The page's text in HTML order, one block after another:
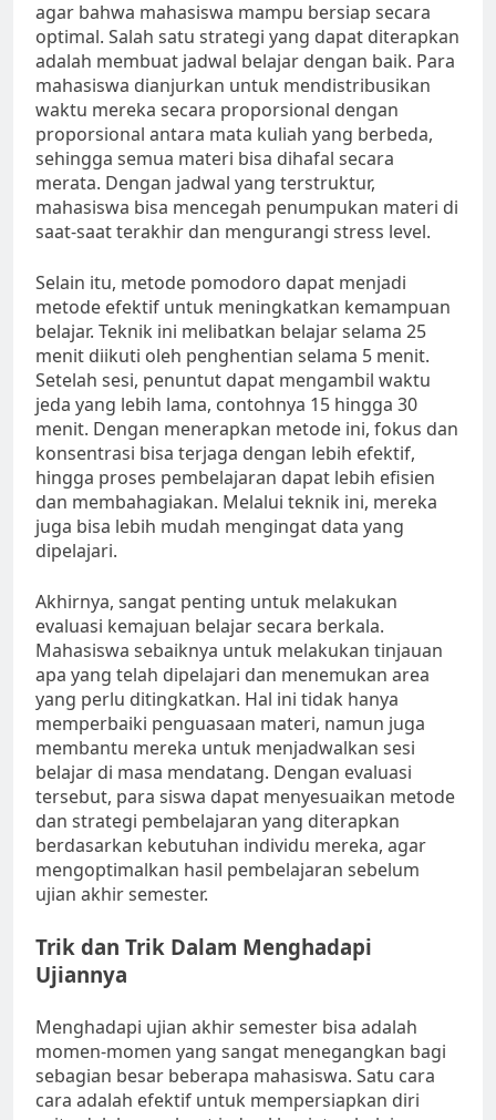
agar bahwa mahasiswa mampu bersiap secara
optimal. Salah satu strategi yang dapat diterapkan
adalah membuat jadwal belajar dengan baik. Para
mahasiswa dianjurkan untuk mendistribusikan
waktu mereka secara proporsional dengan
proporsional antara mata kuliah yang berbeda,
sehingga semua materi bisa dihafal secara
merata. Dengan jadwal yang terstruktur,
mahasiswa bisa mencegah penumpukan materi di
saat-saat terakhir dan mengurangi stress level.
Selain itu, metode pomodoro dapat menjadi
metode efektif untuk meningkatkan kemampuan
belajar. Teknik ini melibatkan belajar selama 25
menit diikuti oleh penghentian selama 5 menit.
Setelah sesi, penuntut dapat mengambil waktu
jeda yang lebih lama, contohnya 15 hingga 30
menit. Dengan menerapkan metode ini, fokus dan
konsentrasi bisa terjaga dengan lebih efektif,
hingga proses pembelajaran dapat lebih efisien
dan membahagiakan. Melalui teknik ini, mereka
juga bisa lebih mudah mengingat data yang
dipelajari.
Akhirnya, sangat penting untuk melakukan
evaluasi kemajuan belajar secara berkala.
Mahasiswa sebaiknya untuk melakukan tinjauan
apa yang telah dipelajari dan menemukan area
yang perlu ditingkatkan. Hal ini tidak hanya
memperbaiki penguasaan materi, namun juga
membantu mereka untuk menjadwalkan sesi
belajar di masa mendatang. Dengan evaluasi
tersebut, para siswa dapat menyesuaikan metode
dan strategi pembelajaran yang diterapkan
berdasarkan kebutuhan individu mereka, agar
mengoptimalkan hasil pembelajaran sebelum
ujian akhir semester.
Trik dan Trik Dalam Menghadapi
Ujiannya
Menghadapi ujian akhir semester bisa adalah
momen-momen yang sangat menegangkan bagi
sebagian besar beberapa mahasiswa. Satu cara
cara adalah efektif untuk mempersiapkan diri